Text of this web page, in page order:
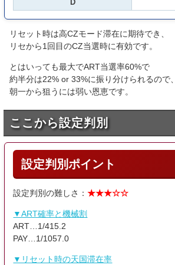
D
リセット時は高CZモード滞在に期待でき、
リセから1回目のCZ当選時に有効です。
とはいっても最大でART当選率60%で
約半分は22% or 33%に振り分けられるので、
朝一から狙うには弱い恩恵です。
ここから設定判別
設定判別ポイント
設定判別の難しさ：★★★☆☆
▼ART確率と機械割
ART…1/415.2
PAY…1/1057.0
▼リセット時の天国滞在率